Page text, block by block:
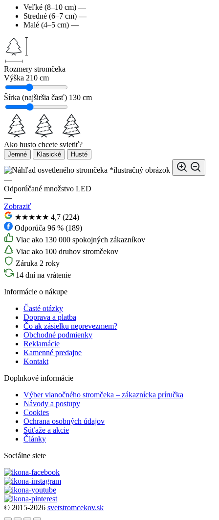
Veľké (8–10 cm) —
Stredné (6–7 cm) —
Malé (4–5 cm) —
Rozmery stromčeka
Výška 210 cm
Šírka (najširšia časť) 130 cm
Ako husto chcete svietiť?
Jemné Klasické Husté
*ilustračný obrázok
—
Odporúčané množstvo LED
—
Zobraziť
★★★★★ 4,7 (224)
Odporúča 96 % (189)
Viac ako 130 000 spokojných zákazníkov
Viac ako 100 druhov stromčekov
Záruka 2 roky
14 dní na vrátenie
Informácie o nákupe
Časté otázky
Doprava a platba
Čo ak zásielku neprevezmem?
Obchodné podmienky
Reklamácie
Kamenné predajne
Kontakt
Doplnkové informácie
Výber vianočného stromčeka – zákaznícka príručka
Návody a postupy
Cookies
Ochrana osobných údajov
Súťaže a akcie
Články
Sociálne siete
© 2015-2026 svetstromcekov.sk